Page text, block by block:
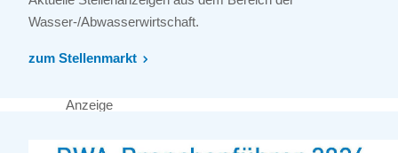
Wasser-/Abwasserwirtschaft.
zum Stellenmarkt
Anzeige